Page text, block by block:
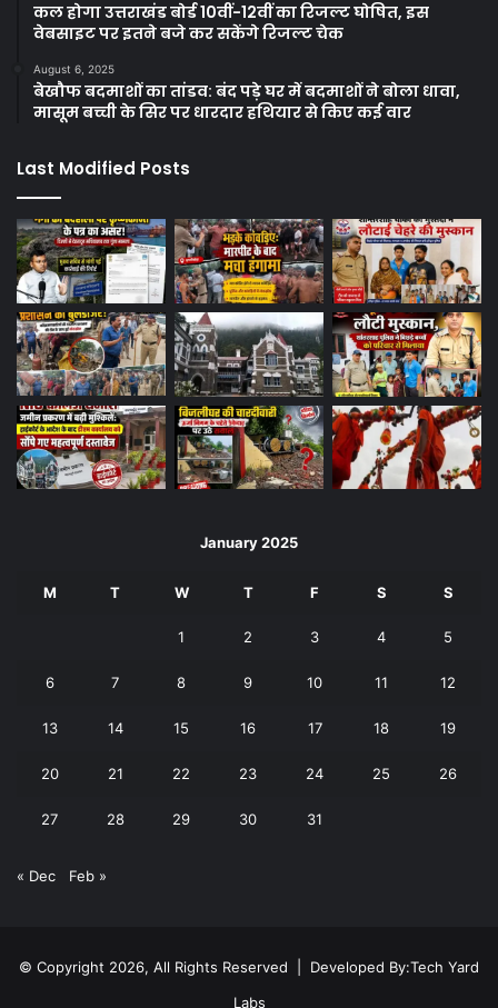
कल होगा उत्तराखंड बोर्ड 10वीं-12वीं का रिजल्ट घोषित, इस
वेबसाइट पर इतने बजे कर सकेंगे रिजल्ट चेक
August 6, 2025
बेखौफ बदमाशों का तांडव: बंद पड़े घर में बदमाशों ने बोला धावा,
मासूम बच्ची के सिर पर धारदार हथियार से किए कई वार
Last Modified Posts
January 2025
M T W T F S S
1 2 3 4 5
6 7 8 9 10 11 12
13 14 15 16 17 18 19
20 21 22 23 24 25 26
27 28 29 30 31
« Dec Feb »
© Copyright 2026, All Rights Reserved | Developed By:Tech Yard
Labs